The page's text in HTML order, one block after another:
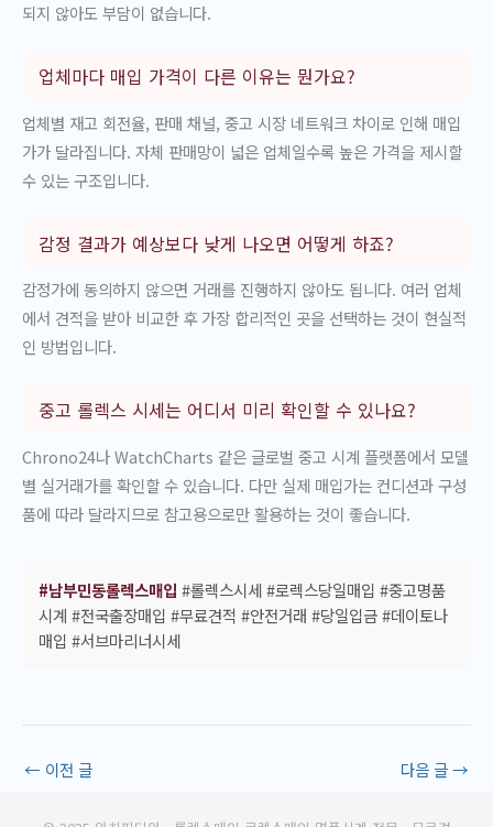
되지 않아도 부담이 없습니다.
업체마다 매입 가격이 다른 이유는 뭔가요?
업체별 재고 회전율, 판매 채널, 중고 시장 네트워크 차이로 인해 매입
가가 달라집니다. 자체 판매망이 넓은 업체일수록 높은 가격을 제시할
수 있는 구조입니다.
감정 결과가 예상보다 낮게 나오면 어떻게 하죠?
감정가에 동의하지 않으면 거래를 진행하지 않아도 됩니다. 여러 업체
에서 견적을 받아 비교한 후 가장 합리적인 곳을 선택하는 것이 현실적
인 방법입니다.
중고 롤렉스 시세는 어디서 미리 확인할 수 있나요?
Chrono24나 WatchCharts 같은 글로벌 중고 시계 플랫폼에서 모델
별 실거래가를 확인할 수 있습니다. 다만 실제 매입가는 컨디션과 구성
품에 따라 달라지므로 참고용으로만 활용하는 것이 좋습니다.
#남부민동롤렉스매입 #롤렉스시세 #로렉스당일매입 #중고명품
시계 #전국출장매입 #무료견적 #안전거래 #당일입금 #데이토나
매입 #서브마리너시세
← 이전 글 다음 글→